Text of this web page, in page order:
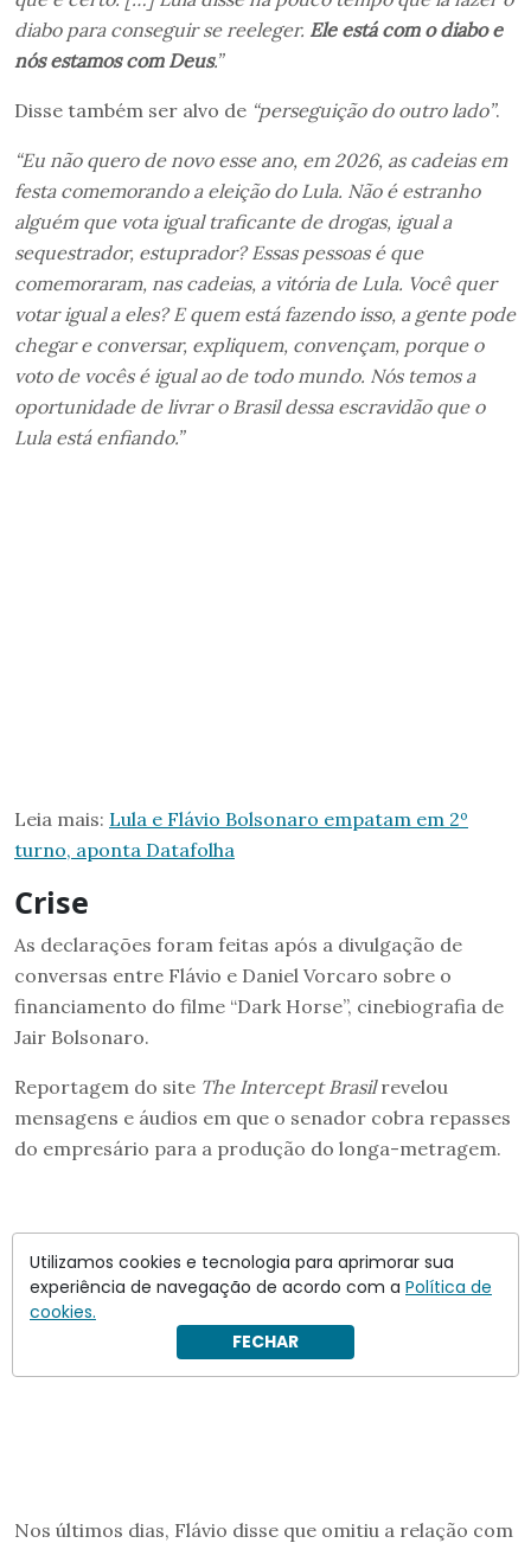
diabo para conseguir se reeleger. Ele está com o diabo e
nós estamos com Deus.”
Disse também ser alvo de “perseguição do outro lado”.
“Eu não quero de novo esse ano, em 2026, as cadeias em
festa comemorando a eleição do Lula. Não é estranho
alguém que vota igual traficante de drogas, igual a
sequestrador, estuprador? Essas pessoas é que
comemoraram, nas cadeias, a vitória de Lula. Você quer
votar igual a eles? E quem está fazendo isso, a gente pode
chegar e conversar, expliquem, convençam, porque o
voto de vocês é igual ao de todo mundo. Nós temos a
oportunidade de livrar o Brasil dessa escravidão que o
Lula está enfiando.”
Leia mais: Lula e Flávio Bolsonaro empatam em 2º
turno, aponta Datafolha
Crise
As declarações foram feitas após a divulgação de
conversas entre Flávio e Daniel Vorcaro sobre o
financiamento do filme “Dark Horse”, cinebiografia de
Jair Bolsonaro.
Reportagem do site The Intercept Brasilrevelou
mensagens e áudios em que o senador cobra repasses
do empresário para a produção do longa-metragem.
Nos últimos dias, Flávio disse que omitiu a relação com
Utilizamos cookies e tecnologia para aprimorar sua
experiência de navegação de acordo com a Política de
cookies.
FECHAR